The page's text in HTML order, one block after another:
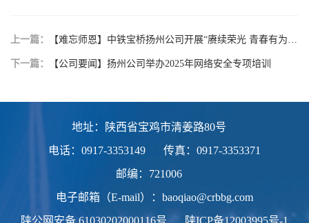
上一篇： 【难忘师恩】中铁宝桥扬州公司开展“赓续荣光 青春有为”道德讲堂暨学习践行《致新时代工业青年的奋斗宣言》座谈会
下一篇： 【公司要闻】扬州公司举办2025年网络安全专项培训
地址：陕西省宝鸡市清姜路80号
电话：0917-3353149
传真：0917-3353371
邮编：721006
电子邮箱（E-mail）：baoqiao@crbbg.com